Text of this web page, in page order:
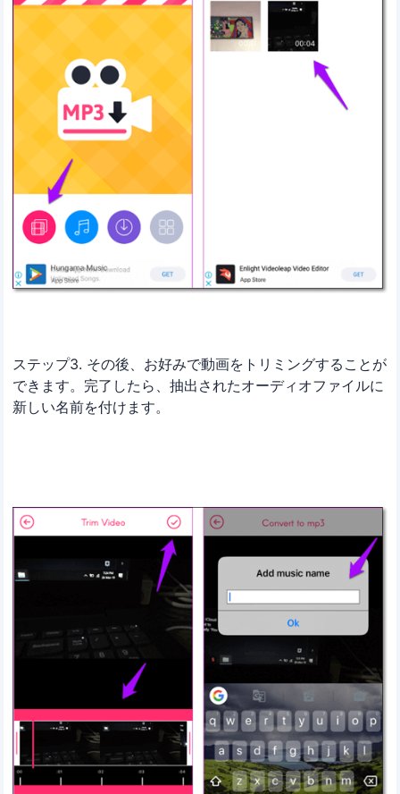
ステップ3. その後、お好みで動画をトリミングすることが
できます。完了したら、抽出されたオーディオファイルに
新しい名前を付けます。